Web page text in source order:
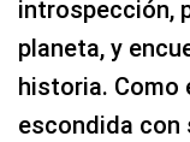
introspección,
planeta, y
historia. Como
escondida con